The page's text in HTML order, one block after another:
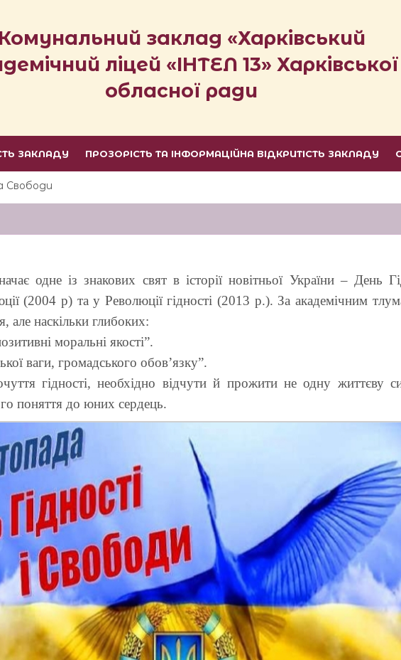
Комунальний заклад «Харківський
ліцей «ІНТЕЛ 13» Харківської
обласної ради
ЗАКЛАДУ ПРОЗОРІСТЬ ТА ІНФОРМАЦІЙНА ВІДКРИТІСТЬ ЗАКЛАДУ
Свободи
одне із знакових свят в історії новітньої України – День
(2004 р) та у Революції гідності (2013 р.). За академічним
але наскільки глибоких:
моральні якості”.
ваги, громадського обов’язку”.
гідності, необхідно відчути й прожити не одну життєву
поняття до юних сердець.